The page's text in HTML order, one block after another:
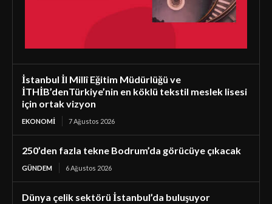
İstanbul İl Millî Eğitim Müdürlüğü ve
İTHİB’denTürkiye’nin en köklü tekstil meslek lisesi
için ortak vizyon
EKONOMI 7 Ağustos 2026
250’den fazla tekne Bodrum’da görücüye çıkacak
GÜNDEM 6 Ağustos 2026
Dünya çelik sektörü İstanbul’da buluşuyor